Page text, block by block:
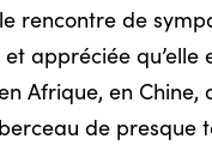
rencontre de
appréciée qu’elle
Afrique, en Chine,
de presque